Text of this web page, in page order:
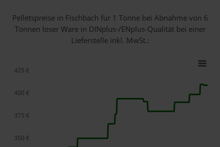
Pelletspreise in Fischbach für 1 Tonne bei Abnahmevon 6
Tonnen loser Warein DINplus-/ENplus-Qualität bei einer
Lieferstelle inkl. MwSt.:
350 €
375 €
400 €
425 €